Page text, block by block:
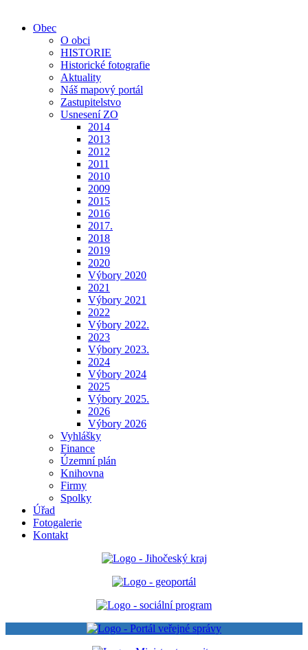
Obec
O obci
HISTORIE
Historické fotografie
Aktuality
Náš mapový portál
Zastupitelstvo
Usnesení ZO
2014
2013
2012
2011
2010
2009
2015
2016
2017.
2018
2019
2020
Výbory 2020
2021
Výbory 2021
2022
Výbory 2022.
2023
Výbory 2023.
2024
Výbory 2024
2025
Výbory 2025.
2026
Výbory 2026
Vyhlášky
Finance
Územní plán
Knihovna
Firmy
Spolky
Úřad
Fotogalerie
Kontakt